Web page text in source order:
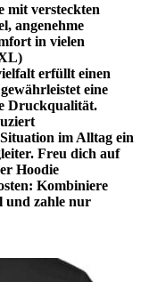
mit versteckten
angenehme
in vielen
erfüllt einen
eine
Druckqualität.
im Alltag ein
Freu dich auf
Hoodie
Kombiniere
und zahle nur